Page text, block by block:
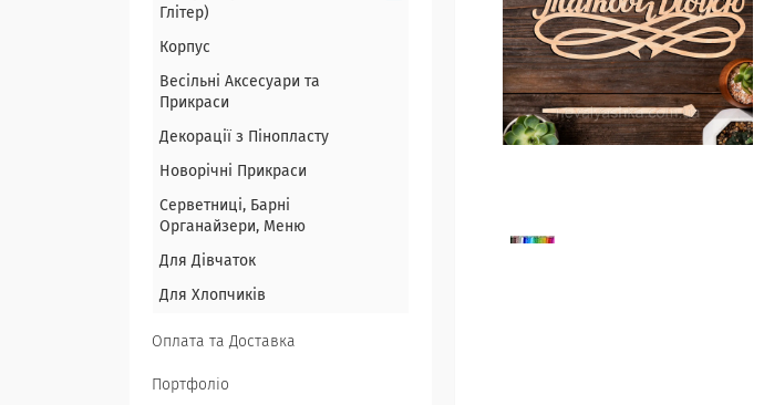
Глітер)
Корпус
Весільні Аксесуари та
Прикраси
Декорації з Пінопласту
Новорічні Прикраси
Серветниці, Барні
Органайзери, Меню
Для Дівчаток
Для Хлопчиків
Оплата та Доставка
Портфоліо